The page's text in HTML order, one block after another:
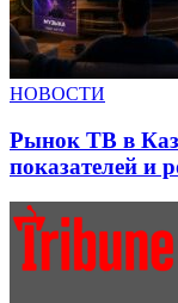
НОВОСТИ
Рынок ТВ в
показателей и